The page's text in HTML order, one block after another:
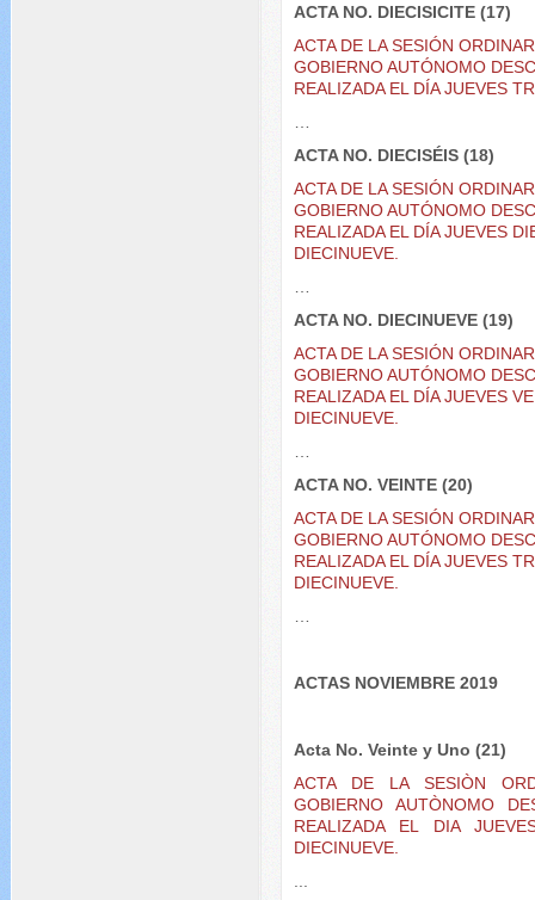
ACTA NO. DIECISICITE (17)
ACTA DE LA SESIÓN
GOBIERNO AUTÓNOMO
REALIZADA EL DÍA JUEVES
ACTA NO. DIECISÉIS (18)
ACTA DE LA SESIÓN
GOBIERNO AUTÓNOMO
REALIZADA EL DÍA JUEVES
DIECINUEVE.
ACTA NO. DIECINUEVE (19)
ACTA DE LA SESIÓN
GOBIERNO AUTÓNOMO
REALIZADA EL DÍA JUEVES
DIECINUEVE.
ACTA NO. VEINTE (20)
ACTA DE LA SESIÓN
GOBIERNO AUTÓNOMO
REALIZADA EL DÍA JUEVES
DIECINUEVE.
ACTAS NOVIEMBRE 2019
Acta No. Veinte y Uno (21)
ACTA DE LA SESIÒN
GOBIERNO AUTÒNOMO
REALIZADA EL DIA
DIECINUEVE.